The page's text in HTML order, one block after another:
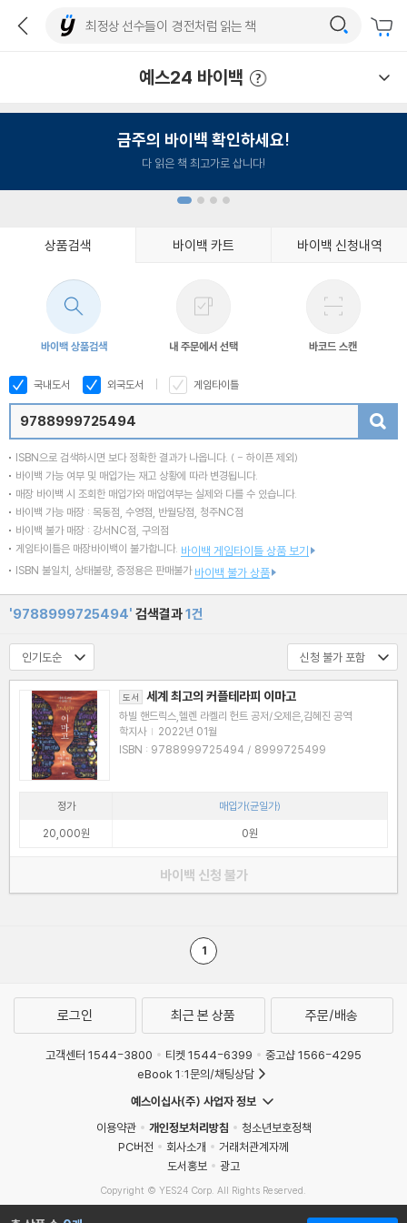
예스24 바이백
금주의 바이백 확인하세요!
다 읽은 책 최고가로 삽니다!
상품검색 바이백 카트 바이백 신청내역
바이백 상품검색 내 주문에서 선택 바코드 스캔
국내도서 외국도서 게임타이틀
ISBN으로 검색하시면 보다 정확한 결과가 나옵니다. ( - 하이픈 제외)
바이백 가능 여부 및 매입가는 재고 상황에 따라 변경됩니다.
매장 바이백 시 조회한 매입가와 매입여부는 실제와 다를 수 있습니다.
바이백 가능 매장 : 목동점, 수영점, 반월당점, 청주NC점
바이백 불가 매장 : 강서NC점, 구의점
게임타이틀은 매장바이백이 불가합니다. 바이백 게임타이틀 상품 보기
ISBN 불일치, 상태불량, 증정용은 판매불가 바이백 불가 상품
'9788999725494' 검색결과1건
도서 세계 최고의 커플테라피 이마고
하빌 핸드릭스,헬렌 라켈리 헌트 공저/오제은,김혜진 공역
학지사 | 2022년 01월
ISBN : 9788999725494 / 8999725499
정가
매입가(균일가)
20,000원
0원
바이백 신청 불가
1
로그인 최근 본 상품 주문/배송
고객센터 1544-3800 티켓 1544-6399
중고샵 1566-4295
eBook 1:1문의/채팅상담
예스이십사(주) 사업자 정보
이용약관
개인정보처리방침
청소년보호정책
PC버전
회사소개
거래처관계자께
도서홍보
광고
Copyright © YES24 Corp. All Rights Reserved.
MATOM14